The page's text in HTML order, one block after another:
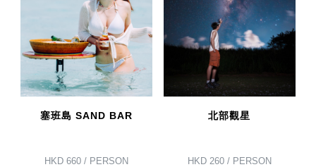
塞班島 SAND BAR
HKD 660 / PERSON
北部觀星
HKD260 / PERSON